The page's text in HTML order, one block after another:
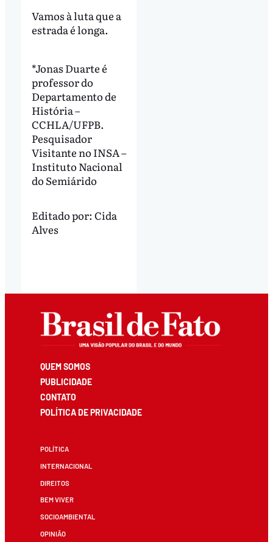
Vamos à luta que a
estrada é longa.
*Jonas Duarte é
professor do
Departamento de
História –
CCHLA/UFPB.
Pesquisador
Visitante no INSA –
Instituto Nacional
do Semiárido
Editado por: Cida
Alves
QUEM SOMOS
PUBLICIDADE
CONTATO
POLÍTICA DE PRIVACIDADE
POLÍTICA
INTERNACIONAL
DIREITOS
BEM VIVER
SOCIOAMBIENTAL
OPINIÃO